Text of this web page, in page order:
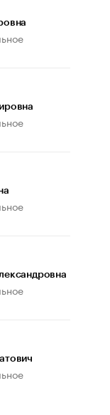
Как живет глава